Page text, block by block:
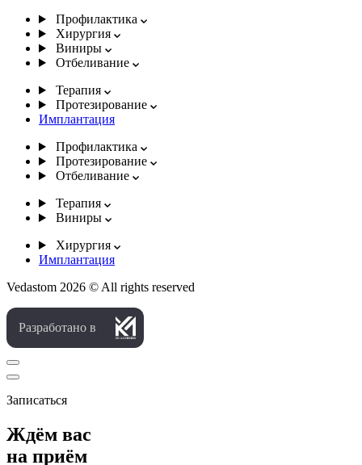
Профилактика
Хирургия
Виниры
Отбеливание
Терапия
Протезирование
Имплантация
Профилактика
Протезирование
Отбеливание
Терапия
Виниры
Хирургия
Имплантация
Vedastom 2026 © All rights reserved
Разработано в
Записаться
Ждём вас
на приём